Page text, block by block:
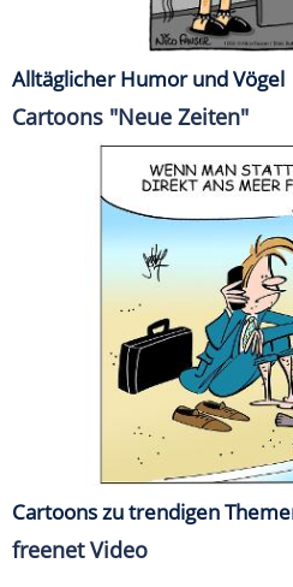
Alltäglicher Humor und Vögel
Cartoons "Neue Zeiten"
Cartoons zu trendigen
freenet Video